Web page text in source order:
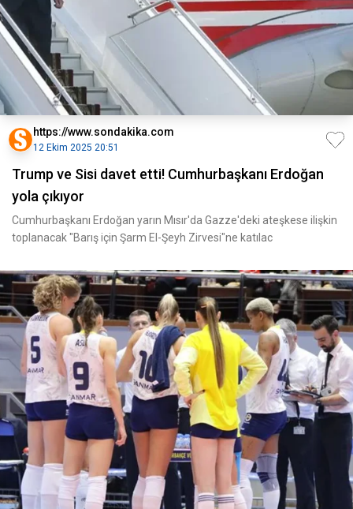
https://www.sondakika.com
12 Ekim 2025 20:51
Trump ve Sisi davet etti! Cumhurbaşkanı Erdoğan
yola çıkıyor
Cumhurbaşkanı Erdoğan yarın Mısır'da Gazze'deki ateşkese ilişkin
toplanacak "Barış için Şarm El-Şeyh Zirvesi"ne katılac